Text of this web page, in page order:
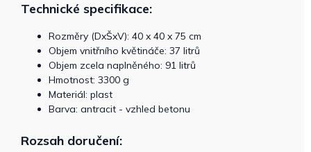
Technické specifikace:
Rozměry (DxŠxV): 40 x 40 x 75 cm
Objem vnitřního květináče: 37 litrů
Objem zcela naplněného: 91 litrů
Hmotnost: 3300 g
Materiál: plast
Barva: antracit - vzhled betonu
Rozsah doručení: